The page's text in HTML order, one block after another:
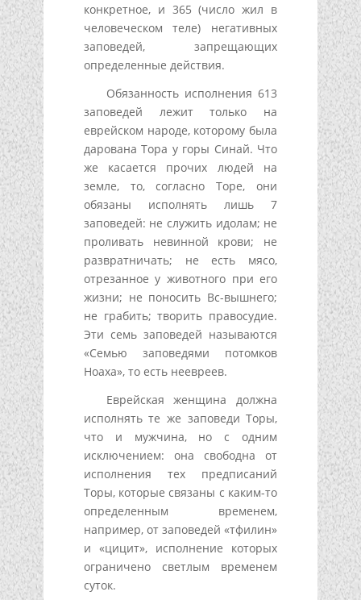
конкретное, и 365 (число жил в
человеческом теле) негативных
заповедей, запрещающих
определенные действия.
Обязанность исполнения 613
заповедей лежит только на
еврейском народе, которому была
дарована Тора у горы Синай. Что
же касается прочих людей на
земле, то, согласно Торе, они
обязаны исполнять лишь 7
заповедей: не служить идолам; не
проливать невинной крови; не
развратничать; не есть мясо,
отрезанное у животного при его
жизни; не поносить Вс-вышнего;
не грабить; творить правосудие.
Эти семь заповедей называются
«Семью заповедями потомков
Ноаха», то есть неевреев.
Еврейская женщина должна
исполнять те же заповеди Торы,
что и мужчина, но с одним
исключением: она свободна от
исполнения тех предписаний
Торы, которые связаны с каким-то
определенным временем,
например, от заповедей «тфилин»
и «цицит», исполнение которых
ограничено светлым временем
суток.